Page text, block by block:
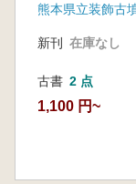
熊本県立装飾古
新刊 在庫なし
古書 2 点
1,100 円~